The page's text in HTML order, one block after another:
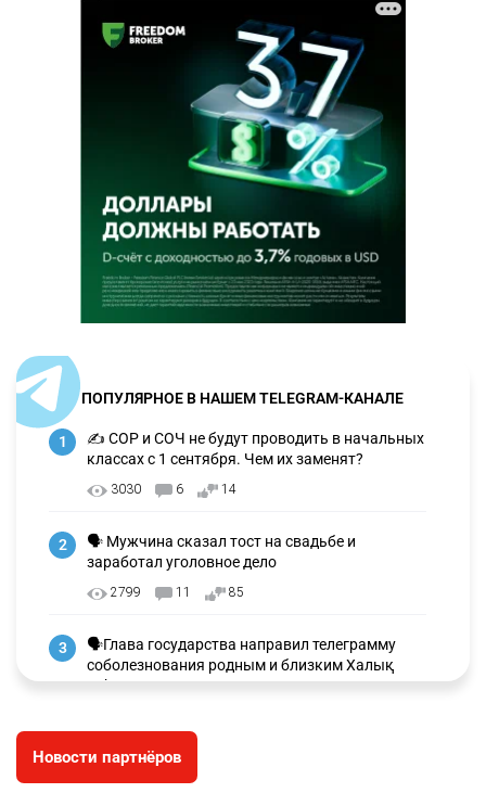
ПОПУЛЯРНОЕ В НАШЕМ TELEGRAM-КАНАЛЕ
1
✍️ СОР и СОЧ не будут проводить в начальных
классах с 1 сентября. Чем их заменят?
3030 6 14
2
🗣 Мужчина сказал тост на свадьбе и
заработал уголовное дело
2799 11 85
3
🗣Глава государства направил телеграмму
соболезнования родным и близким Халық
қаһарманы Ивана Гапича
🇫🇷 Клуб ПСЖ объявил об открытии своей
футбольной академии в Астане
Новости партнёров